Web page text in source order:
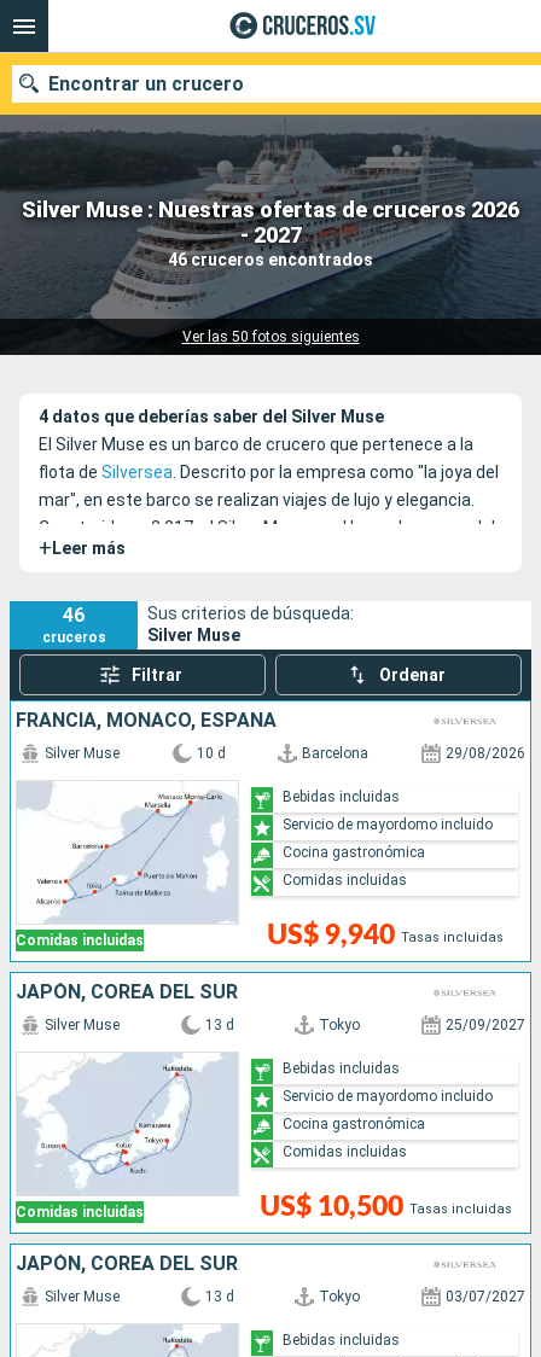
Silver Muse : Nuestras ofertas de cruceros 2026
- 2027
46 cruceros encontrados
Ver las 50 fotos siguientes
Encontrar un crucero
Nuestros destinos
Fecha de salida
Puertos
4 datos que deberías saber del Silver Muse
El Silver Muse es un barco de crucero que pertenece a la
flota de Silversea. Descrito por la empresa como "la joya del
mar", en este barco se realizan viajes de lujo y elegancia.
Construido en 2.017, el Silver Muse es el barco hermano del
Silver Moon.
+ Leer más
46
cruceros
Sus criterios de búsqueda:
Silver Muse
Filtrar Ordenar
FRANCIA, MONACO, ESPAÑA
Comidas incluidas
Silver Muse 10 d Barcelona 29/08/2026
US$ 9,940 Tasas incluidas
Bebidas incluidas
Servicio de mayordomo incluido
Cocina gastronómica
Comidas incluidas
JAPÓN, COREA DEL SUR
Comidas incluidas
Silver Muse 13 d Tokyo 25/09/2027
US$ 10,500 Tasas incluidas
Bebidas incluidas
Servicio de mayordomo incluido
Cocina gastronómica
Comidas incluidas
JAPÓN, COREA DEL SUR
Silver Muse 13 d Tokyo 03/07/2027
Bebidas incluidas